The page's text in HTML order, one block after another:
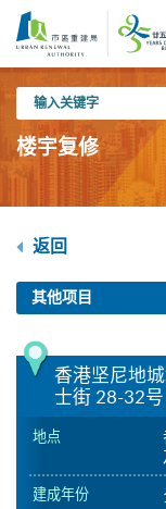
内
入
关
键
楼宇复修
返回
其他项目
香港坚尼地
士街 28-32
地点
建成年份